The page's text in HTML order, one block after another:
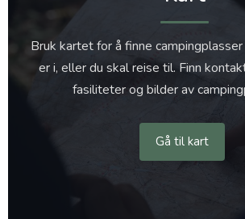
Bruk kartet for å finne
er i, eller du skal reise til. Finn
fasiliteter og bilder av
Gå til kart